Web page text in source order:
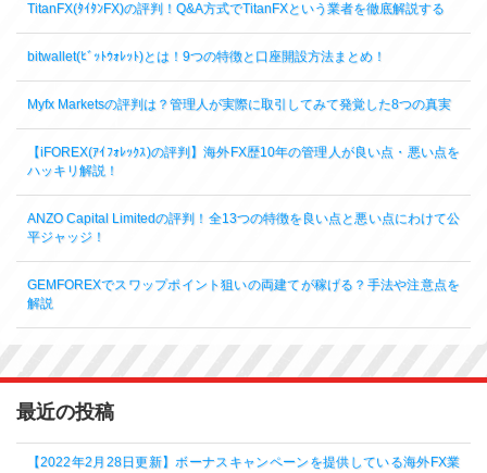
TitanFX(ﾀｲﾀﾝFX)の評判！Q&A方式でTitanFXという業者を徹底解説する
bitwallet(ﾋﾞｯﾄｳｫﾚｯﾄ)とは！9つの特徴と口座開設方法まとめ！
Myfx Marketsの評判は？管理人が実際に取引してみて発覚した8つの真実
【iFOREX(ｱｲﾌｫﾚｯｸｽ)の評判】海外FX歴10年の管理人が良い点・悪い点を
ハッキリ解説！
ANZO Capital Limitedの評判！全13つの特徴を良い点と悪い点にわけて公
平ジャッジ！
GEMFOREXでスワップポイント狙いの両建てが稼げる？手法や注意点を
解説
最近の投稿
【2022年2月28日更新】ボーナスキャンペーンを提供している海外FX業